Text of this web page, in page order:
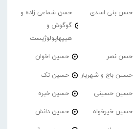
حسن بنی اسدی
حسن شماعی زاده و
گوگوش و
هیپهاپولوژیست
حسن نصر حسین اخوان
حسین باج و شهریار حسین تک
حسین حسینی حسین خبره
حسین خیرخواه حسین دانش